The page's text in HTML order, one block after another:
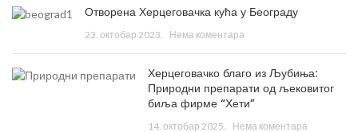
Отворена Херцеговачка кућа у Београду
23. октобар 2023. Нема коментара
Херцеговачко благо из Љубиња:
Природни препарати од љековитог
биља фирме “Хети”
14. октобар 2025. Нема коментара